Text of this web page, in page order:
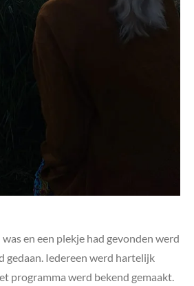
en een plekje had gevonden werd
gedaan. Iedereen werd hartelijk
programma werd bekend gemaakt.